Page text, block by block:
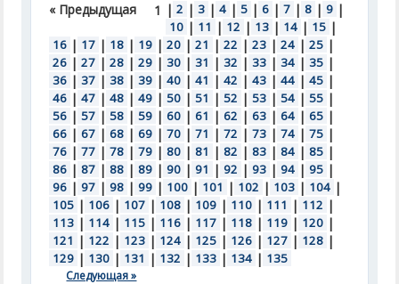
« Предыдущая 1 | 2 | 3 | 4 | 5 | 6 | 7 | 8 | 9 |
10 | 11 | 12 | 13 | 14 | 15 |
16 | 17 | 18 | 19 | 20 | 21 | 22 | 23 | 24 | 25 |
26 | 27 | 28 | 29 | 30 | 31 | 32 | 33 | 34 | 35 |
36 | 37 | 38 | 39 | 40 | 41 | 42 | 43 | 44 | 45 |
46 | 47 | 48 | 49 | 50 | 51 | 52 | 53 | 54 | 55 |
56 | 57 | 58 | 59 | 60 | 61 | 62 | 63 | 64 | 65 |
66 | 67 | 68 | 69 | 70 | 71 | 72 | 73 | 74 | 75 |
76 | 77 | 78 | 79 | 80 | 81 | 82 | 83 | 84 | 85 |
86 | 87 | 88 | 89 | 90 | 91 | 92 | 93 | 94 | 95 |
96 | 97 | 98 | 99 | 100 | 101 | 102 | 103 | 104 |
105 | 106 | 107 | 108 | 109 | 110 | 111 | 112 |
113 | 114 | 115 | 116 | 117 | 118 | 119 | 120 |
121 | 122 | 123 | 124 | 125 | 126 | 127 | 128 |
129 | 130 | 131 | 132 | 133 | 134 | 135
Следующая »